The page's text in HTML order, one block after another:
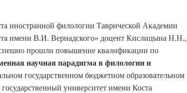
иностранной филологии Таврической Академии
имени В.И. Вернадского» доцент Кислицына Н.Н.,
прошли повышение квалификации по
научная парадигма в филологии и
государственном бюджетном образовательном
университет имени Коста